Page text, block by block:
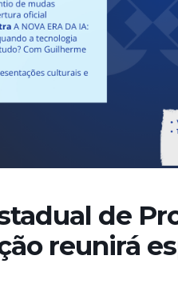
de
reunirá